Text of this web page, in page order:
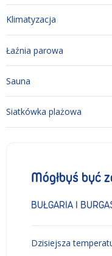
Klimatyzacja
Łaźnia parowa
Sauna
Siatkówka plażowa
Mógłbyś być
BUŁGARIA I
Dzisiejsza